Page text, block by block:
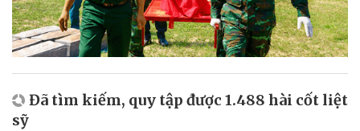
Đã tìm kiếm, quy tập được 1.488 hài cốt liệt
sỹ